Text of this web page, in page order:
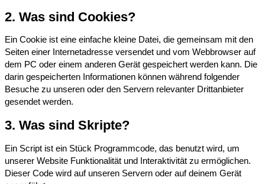
2. Was sind Cookies?
Ein Cookie ist eine einfache kleine Datei, die gemeinsam mit den
Seiten einer Internetadresse versendet und vom Webbrowser auf
dem PC oder einem anderen Gerät gespeichert werden kann. Die
darin gespeicherten Informationen können während folgender
Besuche zu unseren oder den Servern relevanter Drittanbieter
gesendet werden.
3. Was sind Skripte?
Ein Script ist ein Stück Programmcode, das benutzt wird, um
unserer Website Funktionalität und Interaktivität zu ermöglichen.
Dieser Code wird auf unseren Servern oder auf deinem Gerät